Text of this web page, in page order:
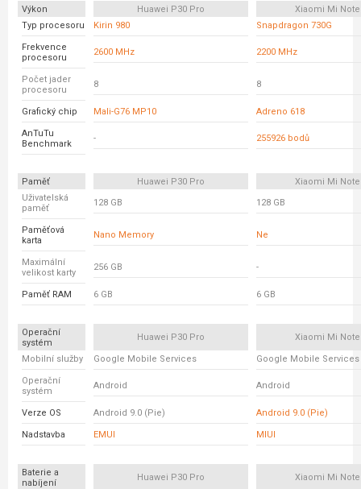
Výkon Huawei P30 Pro
Xiaomi Mi Note
Typ procesoru
Kirin 980 Snapdragon 730G
Frekvence
procesoru
2600 MHz 2200 MHz
Počet jader
procesoru
8 8
Grafický chip Mali-G76 MP10 Adreno 618
AnTuTu
Benchmark
- 255926 bodů
Paměť Huawei P30 Pro
Xiaomi Mi Note
Uživatelská
paměť
128 GB 128 GB
Paměťová
karta
Nano Memory Ne
Maximální
velikost karty
256 GB -
Paměť RAM 6 GB 6 GB
Operační
systém
Huawei P30 Pro Xiaomi Mi Note
Mobilní služby Google Mobile Services Google Mobile Services
Operační
systém
Android Android
Verze OS Android 9.0 (Pie) Android 9.0 (Pie)
Nadstavba EMUI MIUI
Baterie a
nabíjení
Huawei P30 Pro Xiaomi Mi Note